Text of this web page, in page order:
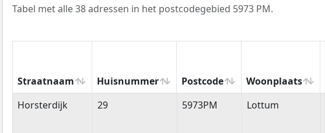
Tabel met alle 38 adressen in het postcodegebied 5973 PM.
Straatnaam Huisnummer Postcode Woonplaats
Straatnaam
Huisnummer Postcode Woonplaats
Horsterdijk 29 5973PM Lottum